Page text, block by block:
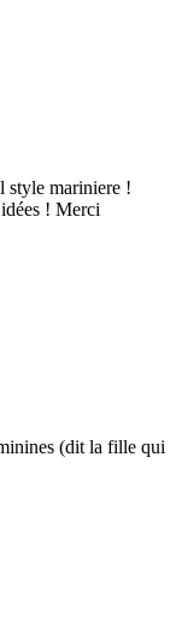
style mariniere !
! Merci
(dit la fille qui